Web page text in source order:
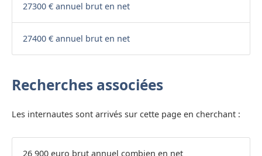
27300 € annuel brut en net
27400 € annuel brut en net
Recherches associées
Les internautes sont arrivés sur cette page en cherchant :
26 900 euro brut annuel combien en net